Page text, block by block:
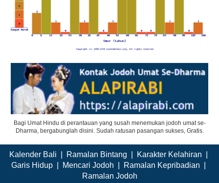
Bagi Umat Hindu di perantauan yang susah menemukan jodoh umat se-
Dharma, bergabunglah disini. Sudah ratusan pasangan sukses, Gratis.
Kalender Bali Ramalan Bintang Karakter Kelahiran
Garis Hidup
Mencari Jodoh Ramalan Kepribadian
Ramalan Jodoh